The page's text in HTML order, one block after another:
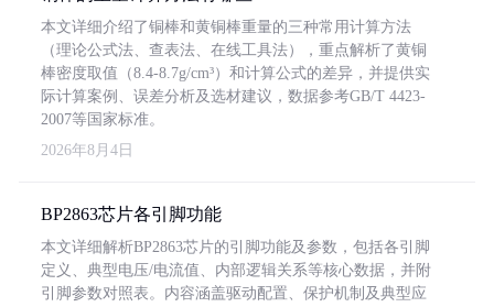
本文详细介绍了铜棒和黄铜棒重量的三种常用计算方法
（理论公式法、查表法、在线工具法），重点解析了黄铜
棒密度取值（8.4-8.7g/cm³）和计算公式的差异，并提供实
际计算案例、误差分析及选材建议，数据参考GB/T 4423-
2007等国家标准。
2026年8月4日
BP2863芯片各引脚功能
本文详细解析BP2863芯片的引脚功能及参数，包括各引脚
定义、典型电压/电流值、内部逻辑关系等核心数据，并附
引脚参数对照表。内容涵盖驱动配置、保护机制及典型应